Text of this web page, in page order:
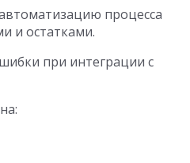
процесса
и остатками.
при интеграции с